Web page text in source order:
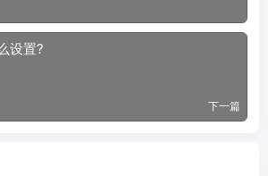
设置?
下一篇